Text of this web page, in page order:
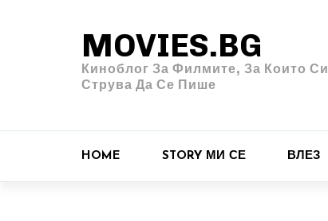
MOVIES.BG
Киноблог За Филмите, За Които Си
Струва Да Се Пише
HOME STORY МИ СЕ ВЛЕЗ